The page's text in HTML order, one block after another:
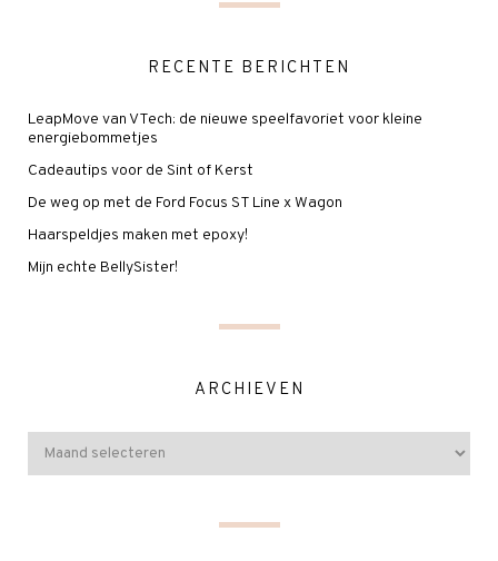
RECENTE BERICHTEN
LeapMove van VTech: de nieuwe speelfavoriet voor kleine
energiebommetjes
Cadeautips voor de Sint of Kerst
De weg op met de Ford Focus ST Line x Wagon
Haarspeldjes maken met epoxy!
Mijn echte BellySister!
ARCHIEVEN